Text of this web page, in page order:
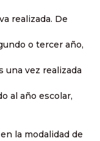
realizada. De
o tercer año,
una vez realizada
al año escolar,
la modalidad de